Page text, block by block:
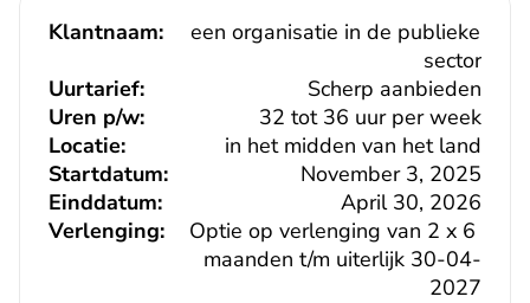
Klantnaam:
een organisatie in de publieke
sector
Uurtarief:
Scherp aanbieden
32 tot 36 uur per week
Uren p/w:
Locatie:
in het midden van het land
Verlenging:
Optie op verlenging van 2 x 6
maanden t/m uiterlijk 30-04-
2027
Einddatum: April 30, 2026
Startdatum: November 3, 2025